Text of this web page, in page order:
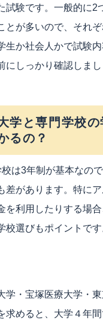
試験です。一般的に2
とが多いので、それ
生か社会人かで試験
にしっかり確認しまし
学と専門学校の
るの？
は3年制が基本なの
差があります。特に
を利用したりする場
校選びもポイントです
学・宝塚医療大学・
求めると、大学４年